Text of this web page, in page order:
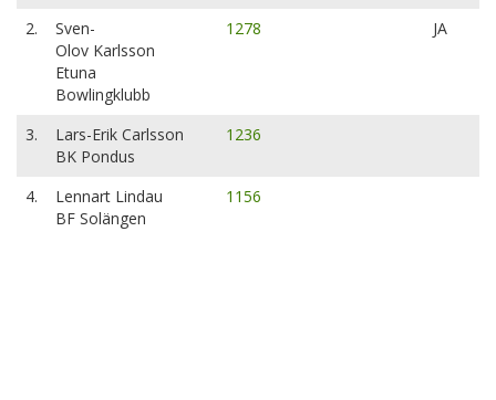
2.
Sven-
Olov Karlsson
Etuna
Bowlingklubb
1278 JA
3.
Lars-Erik Carlsson
BK Pondus
1236
4.
Lennart Lindau
BF Solängen
1156